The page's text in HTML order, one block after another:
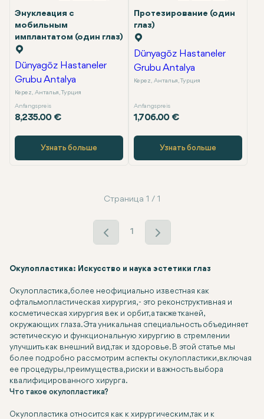
Энуклеация с
мобильным
имплантатом (один глаз)
Dünyagöz Hastaneler
Grubu Antalya
Kepez, Анталья, Турция
Anfangspreis
8,235.00 €
Узнать больше
Протезирование (один
глаз)
Dünyagöz Hastaneler
Grubu Antalya
Kepez, Анталья, Турция
Anfangspreis
1,706.00 €
Узнать больше
Страница 1 / 1
1
Окулопластика: Искусство и наука эстетики глаз
Окулопластика, более неофициально известная как
офтальмопластическая хирургия, - это реконструктивная и
косметическая хирургия век и орбит, а также тканей,
окружающих глаза. Эта уникальная специальность объединяет
эстетическую и функциональную хирургию в стремлении
улучшить как внешний вид, так и здоровье. В этой статье мы
более подробно рассмотрим аспекты окулопластики, включая
ее процедуры, преимущества, риски и важность выбора
квалифицированного хирурга.
Что такое окулопластика?
Окулопластика относится как к хирургическим, так и к